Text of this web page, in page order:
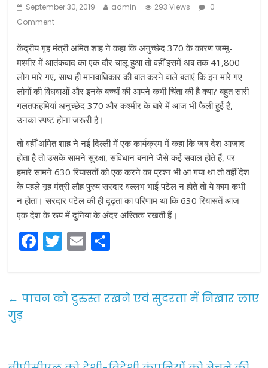
September 30, 2019 admin 293 Views
0
Comment
केंद्रीय गृह मंत्री अमित शाह ने कहा कि अनुच्छेद 370 के कारण जम्मू-
मश्मीर में आतंकवाद का एक दौर चालू हुआ तो वहीँ इसमें अब तक 41,800
लोग मारे गए, साथ ही मानवाधिकार की बात करने वाले बताएं कि इन मारे गए
लोगों की विधवाओं और इनके बच्चों की आपने कभी चिंता की है क्या? बहुत सारी
गलतफहमियां अनुच्छेद 370 और कश्मीर के बारे में आज भी फैली हुई है,
उनका स्पष्ट होना जरूरी है।
तो वहीँ अमित शाह ने नई दिल्ली में एक कार्यक्रम में कहा कि जब देश आजाद
होता है तो उसके सामने सुरक्षा, संविधान बनाने जैसे कई सवाल होते हैं, पर
हमारे सामने 630 रियासतों को एक करने का प्रश्न भी आ गया था तो वहीँ देश
के पहले गृह मंत्री लौह पुरुष सरदार वल्लभ भाई पटेल न होते तो ये काम कभी
न होता। सरदार पटेल की ही दृढ़ता का परिणाम था कि 630 रियासतें आज
एक देश के रूप में दुनिया के अंदर अस्तित्व रखती हैं।
F
e
o
T
er
E
l e
← पाचन को दुरुस्त रखने एवं सुंदरता में निखार लाए
गुड़